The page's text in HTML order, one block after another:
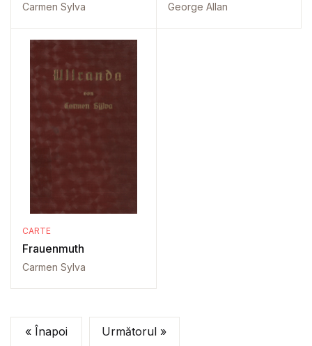
Carmen Sylva George Allan
CARTE
Frauenmuth
Carmen Sylva
« Înapoi Următorul »